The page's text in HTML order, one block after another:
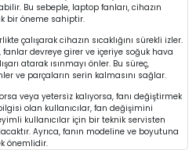
Bu sebeple, laptop fanları, cihazın
bir öneme sahiptir.
çalışarak cihazın sıcaklığını sürekli izler.
fanlar devreye girer ve içeriye soğuk hava
atarak ısınmayı önler. Bu süreç,
ve parçaların serin kalmasını sağlar.
veya yetersiz kalıyorsa, fanı değiştirmek
olan kullanıcılar, fan değişimini
kullanıcılar için bir teknik servisten
Ayrıca, fanın modeline ve boyutuna
önemlidir.